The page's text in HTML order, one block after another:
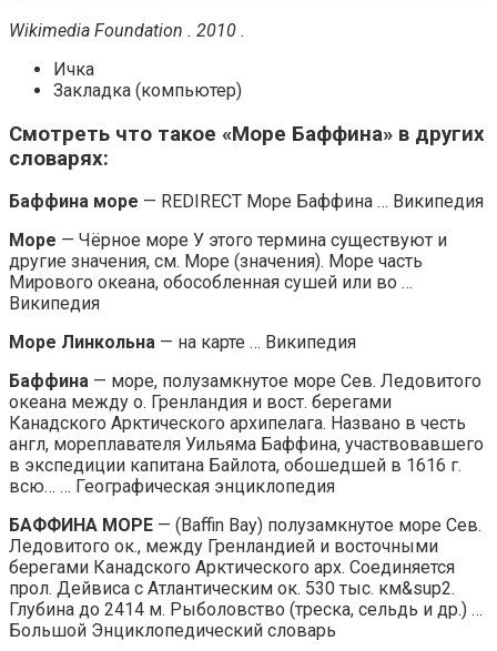
Wikimedia Foundation . 2010 .
Ичка
Закладка (компьютер)
Смотреть что такое «Море Баффина» в других
словарях:
Баффина море — REDIRECT Море Баффина … Википедия
Море — Чёрное море У этого термина существуют и
другие значения, см. Море (значения). Море часть
Мирового океана, обособленная сушей или во …
Википедия
Море Линкольна — на карте … Википедия
Баффина — море, полузамкнутое море Сев. Ледовитого
океана между о. Гренландия и вост. берегами
Канадского Арктического архипелага. Названо в честь
англ, мореплавателя Уильяма Баффина, участвовавшего
в экспедиции капитана Байлота, обошедшей в 1616 г.
всю… … Географическая энциклопедия
БАФФИНА МОРЕ — (Baffin Bay) полузамкнутое море Сев.
Ледовитого ок., между Гренландией и восточными
берегами Канадского Арктического арх. Соединяется
прол. Дейвиса с Атлантическим ок. 530 тыс. км&sup2.
Глубина до 2414 м. Рыболовство (треска, сельдь и др.) …
Большой Энциклопедический словарь